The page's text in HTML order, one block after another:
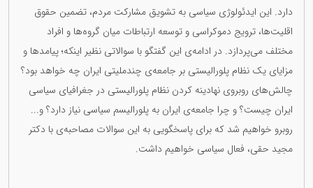
دارد. این ایدئولوژی سیاسی به تشویق مشارکت مردم، تضمین حقوق
اقلیت‌ها، ترویج دموکراسی و توسعه ارتباطات میان گروه‌ها و افراد
مختلف می‌پردازد. در ادامەی این گفتگو با سوالاتی نظیر اینکە؛ پیامدها و
مزایای یک نظام پلورالیستی بر جامعه‌ی چندملیتی ایران چە خواهد بود؟
چالش‌های روبروی نهادینه کردن نظام پلورالیستی در جغرافیای سیاسی
ایران چیست؟ و چرا جامعه‌ی ایران به پلورالیسم سیاسی نیاز دارد؟ و...
روبرو خواهیم شد کە برای پاسخگویی بە این سوالات مصاحبەی با دکتر
مجید حقی، فعال سیاسی خواهیم داشت.